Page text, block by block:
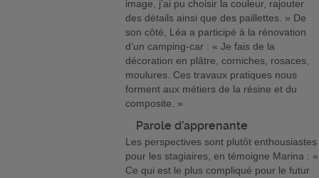
image, j’ai pu choisir la couleur, rajouter
des détails ainsi que des paillettes. » De
son côté, Léa a participé à la rénovation
d’un camping-car : « Je fais de la
décoration en plâtre, corniches, rosaces,
moulures. Ces travaux pratiques nous
forment aux métiers de la résine et du
composite. »
Parole d’apprenante
Les perspectives sont plutôt enthousiastes
pour les stagiaires, en témoigne Marina : «
Ce qui est le plus compliqué pour le futur